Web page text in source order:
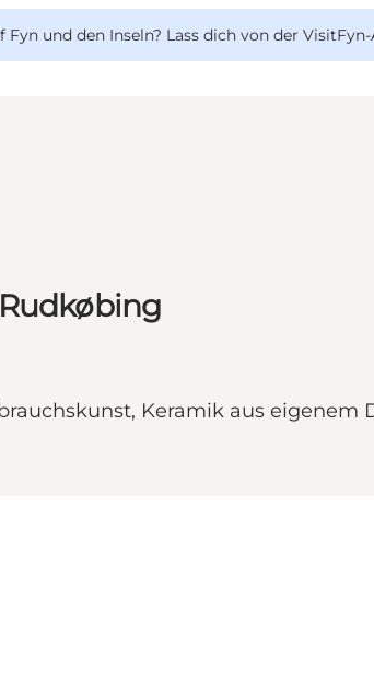
und den Inseln? Lass dich von der
Keramik aus eigenem